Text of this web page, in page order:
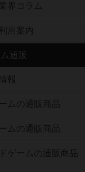
界コラム
用案内
通販
報
ムの通販商品
ムの通販商品
ゲームの通販商品